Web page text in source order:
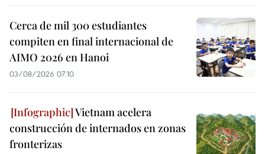
Cerca de mil 300 estudiantes
compiten en final internacional de
AIMO 2026 en Hanoi
03/08/2026 07:10
Vietnam acelera
construcción de internados en zonas
fronterizas